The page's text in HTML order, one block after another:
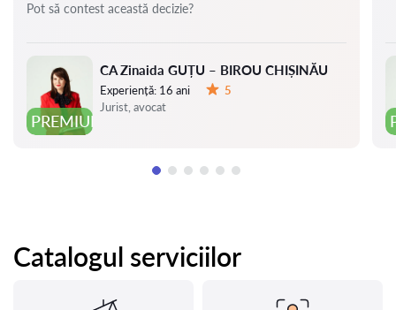
PREMIUM
CA Zinaida GUȚU – BIROU CHIȘINĂU
Experiență: 16 ani
5
Jurist, avocat
Pot să contest această decizie?
Catalogul serviciilor